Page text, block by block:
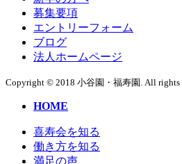
募集要項
エントリーフォーム
ブログ
法人ホームページ
Copyright © 2018 小谷園・福寿園. All rights
HOME
喜寿会を知る
働き方を知る
満足の声